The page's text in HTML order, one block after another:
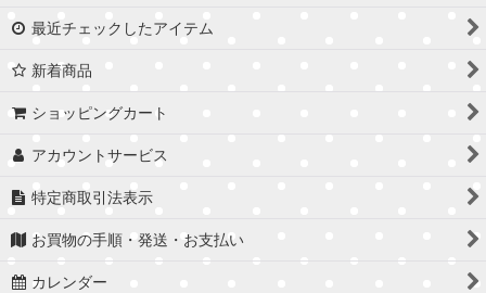
最近チェックしたアイテム
新着商品
ショッピングカート
アカウントサービス
特定商取引法表示
お買物の手順・発送・お支払い
カレンダー